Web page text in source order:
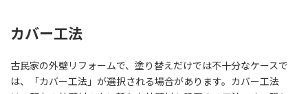
カバー工法
古民家の外壁リフォームで、塗り替えだけでは不十分なケースで
は、「カバー工法」が選択される場合があります。カバー工法